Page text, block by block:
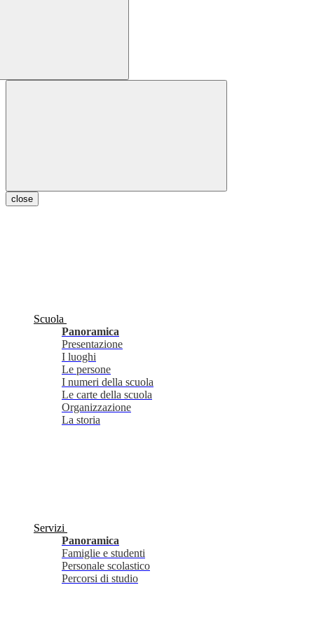
close
Scuola
Panoramica
Presentazione
I luoghi
Le persone
I numeri della scuola
Le carte della scuola
Organizzazione
La storia
Servizi
Panoramica
Famiglie e studenti
Personale scolastico
Percorsi di studio